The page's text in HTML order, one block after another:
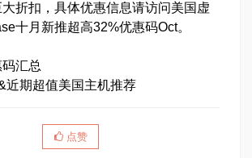
折扣，具体优惠信息请访问美国虚
十月新推超高32%优惠码Oct。
汇总
近期超值美国主机推荐
点赞